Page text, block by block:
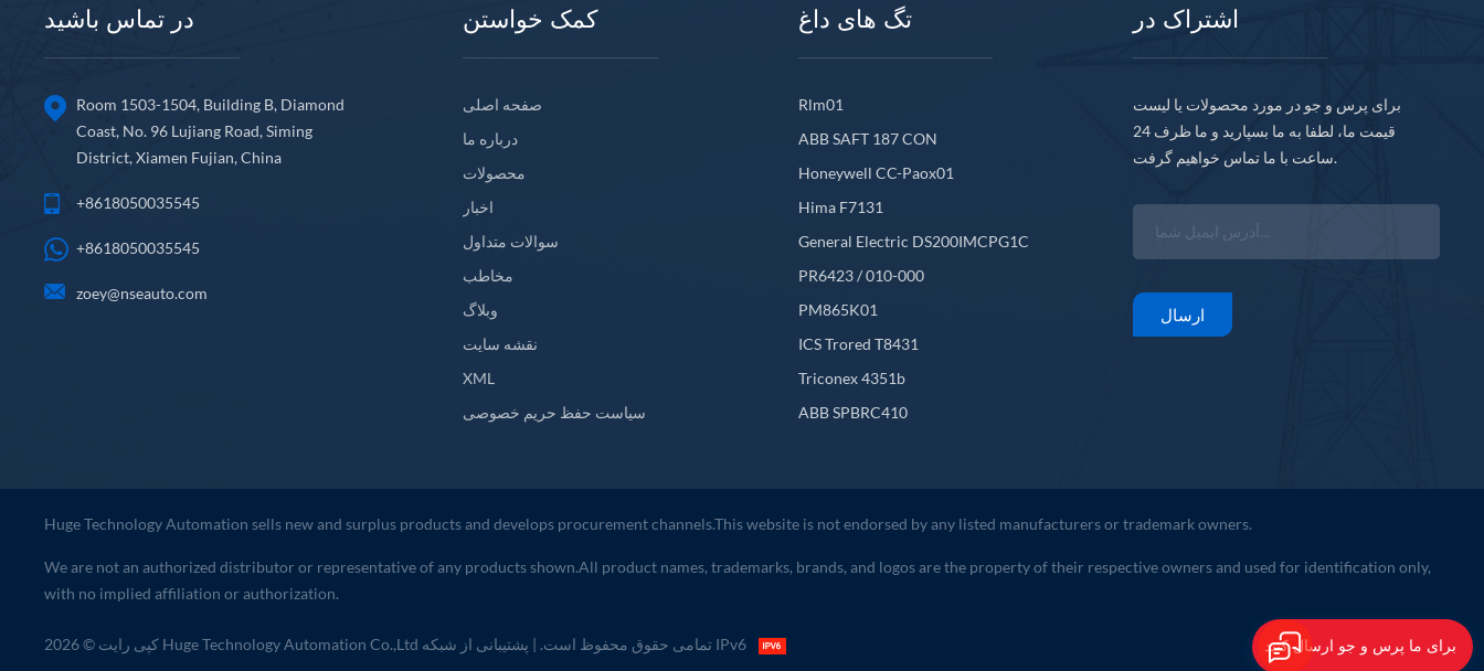
در تماس باشید
Room 1503-1504, Building B, Diamond
Coast, No. 96 Lujiang Road, Siming
District, Xiamen Fujian, China
+8618050035545
+8618050035545
zoey@nseauto.com
کمک خواستن
صفحه اصلی
درباره ما
محصولات
اخبار
سوالات متداول
مخاطب
وبلاگ
نقشه سایت
XML
سیاست حفظ حریم خصوصی
تگ های داغ
Rlm01
ABB SAFT 187 CON
Honeywell CC-Paox01
Hima F7131
General Electric DS200IMCPG1C
PR6423 / 010-000
PM865K01
ICS Trored T8431
Triconex 4351b
ABB SPBRC410
اشتراک در
برای پرس و جو در مورد محصولات یا لیست
قیمت ما، لطفا به ما بسپارید و ما ظرف 24
ساعت با ما تماس خواهیم گرفت.
ارسال
Huge Technology Automation sells new and surplus products and develops procurement channels.This website is not endorsed by any listed manufacturers or trademark owners.
We are not an authorized distributor or representative of any products shown.All product names, trademarks, brands, and logos are the property of their respective owners and used for identification only,
with no implied affiliation or authorization.
کپی رایت © 2026 Huge Technology Automation Co.,Ltd تمامی حقوق محفوظ است. | پشتیبانی از شبکه IPv6 برای ما پرس و جو ارسال کنید